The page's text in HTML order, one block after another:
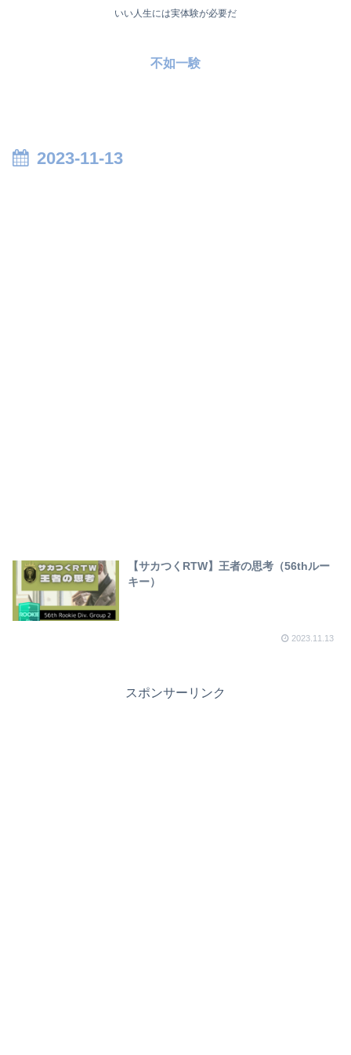
いい人生には実体験が必要だ
不如一験
2023-11-13
【サカつくRTW】王者の思考（56thルー
キー）
2023.11.13
スポンサーリンク